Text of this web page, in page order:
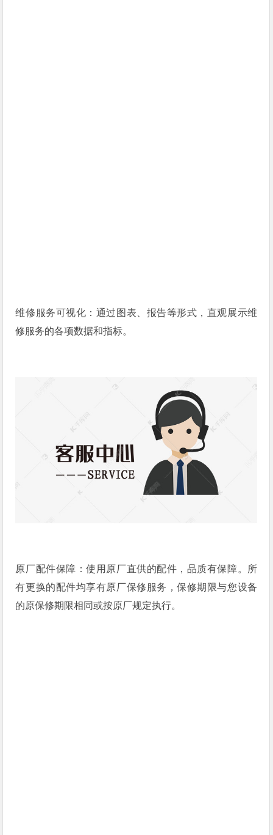
维修服务可视化：通过图表、报告等形式，直观展示维
修服务的各项数据和指标。
原厂配件保障：使用原厂直供的配件，品质有保障。所
有更换的配件均享有原厂保修服务，保修期限与您设备
的原保修期限相同或按原厂规定执行。